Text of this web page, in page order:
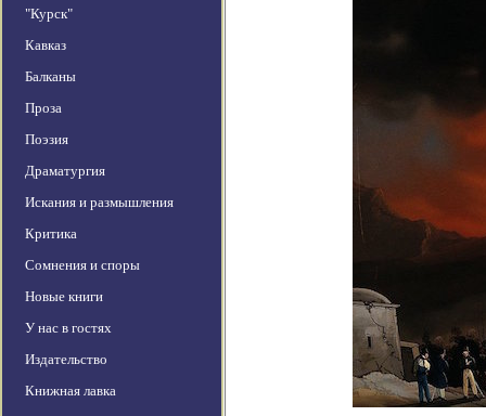
"Курск"
Кавказ
Балканы
Проза
Поэзия
Драматургия
Искания и размышления
Критика
Сомнения и споры
Новые книги
У нас в гостях
Издательство
Книжная лавка